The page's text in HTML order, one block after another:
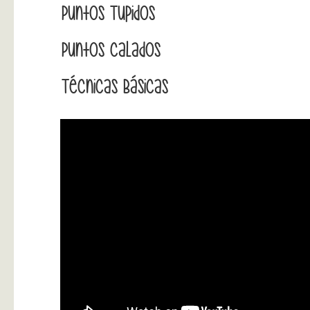
Puntos Tupidos
Puntos Calados
Técnicas Básicas